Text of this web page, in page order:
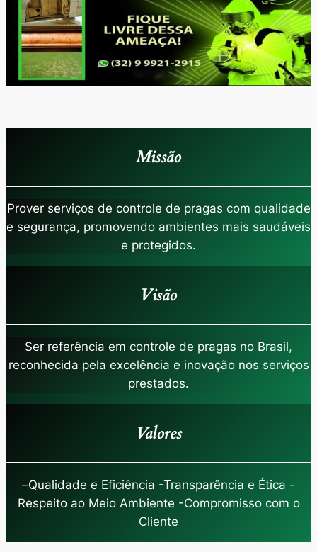
Missão
Prover serviços de controle de pragas com qualidade
e segurança, promovendo ambientes mais saudáveis
e protegidos.
Visão
Ser referência em controle de pragas no Brasil,
reconhecida pela excelência e inovação nos serviços
prestados.
Valores
–Qualidade e Eficiência -Transparência e Ética -
Respeito ao Meio Ambiente -Compromisso com o
Cliente